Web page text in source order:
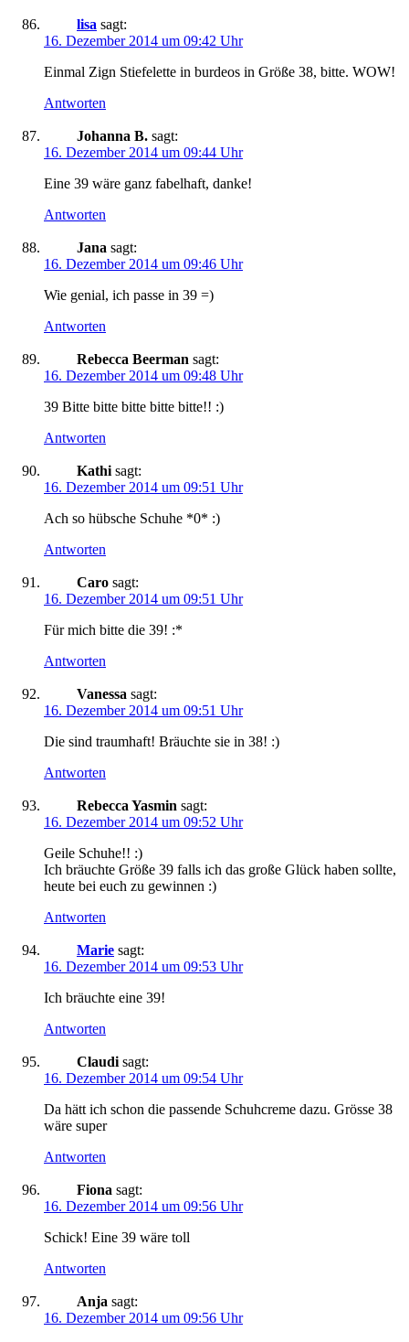
lisa sagt:
16. Dezember 2014 um 09:42 Uhr
Einmal Zign Stiefelette in burdeos in Größe 38, bitte. WOW!
Antworten
Johanna B. sagt:
16. Dezember 2014 um 09:44 Uhr
Eine 39 wäre ganz fabelhaft, danke!
Antworten
Jana sagt:
16. Dezember 2014 um 09:46 Uhr
Wie genial, ich passe in 39 =)
Antworten
Rebecca Beerman sagt:
16. Dezember 2014 um 09:48 Uhr
39 Bitte bitte bitte bitte bitte!! :)
Antworten
Kathi sagt:
16. Dezember 2014 um 09:51 Uhr
Ach so hübsche Schuhe *0* :)
Antworten
Caro sagt:
16. Dezember 2014 um 09:51 Uhr
Für mich bitte die 39! :*
Antworten
Vanessa sagt:
16. Dezember 2014 um 09:51 Uhr
Die sind traumhaft! Bräuchte sie in 38! :)
Antworten
Rebecca Yasmin sagt:
16. Dezember 2014 um 09:52 Uhr
Geile Schuhe!! :)
Ich bräuchte Größe 39 falls ich das große Glück haben sollte,
heute bei euch zu gewinnen :)
Antworten
Marie sagt:
16. Dezember 2014 um 09:53 Uhr
Ich bräuchte eine 39!
Antworten
Claudi sagt:
16. Dezember 2014 um 09:54 Uhr
Da hätt ich schon die passende Schuhcreme dazu. Grösse 38
wäre super
Antworten
Fiona sagt:
16. Dezember 2014 um 09:56 Uhr
Schick! Eine 39 wäre toll
Antworten
Anja sagt:
16. Dezember 2014 um 09:56 Uhr